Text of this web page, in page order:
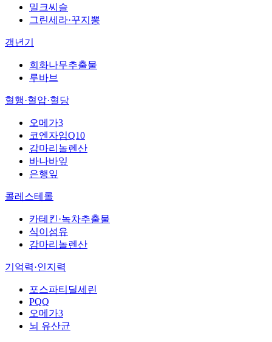
밀크씨슬
그린세라·꾸지뽕
갱년기
회화나무추출물
루바브
혈행·혈압·혈당
오메가3
코엔자임Q10
감마리놀렌산
바나바잎
은행잎
콜레스테롤
카테킨·녹차추출물
식이섬유
감마리놀렌산
기억력·인지력
포스파티딜세린
PQQ
오메가3
뇌 유산균